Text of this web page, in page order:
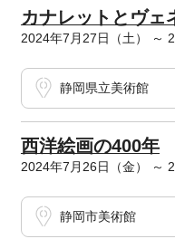
カナレットとヴェ
2024年7月27日（土） ～
静岡県立美術館
西洋絵画の400年
2024年7月26日（金） ～
静岡市美術館